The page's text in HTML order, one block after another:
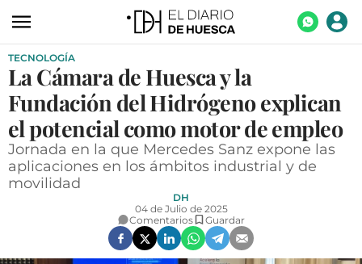
ACTUALIDAD
ECONOMÍA
TECNOLOGÍA
TURISMO
AGROALIMENTACIÓN
TECNOLOGÍA
La Cámara de Huesca y la
Fundación del Hidrógeno explican
el potencial como motor de empleo
Jornada en la que Mercedes Sanz expone las
aplicaciones en los ámbitos industrial y de
movilidad
DH
04 de Julio de 2025
Comentarios
Guardar